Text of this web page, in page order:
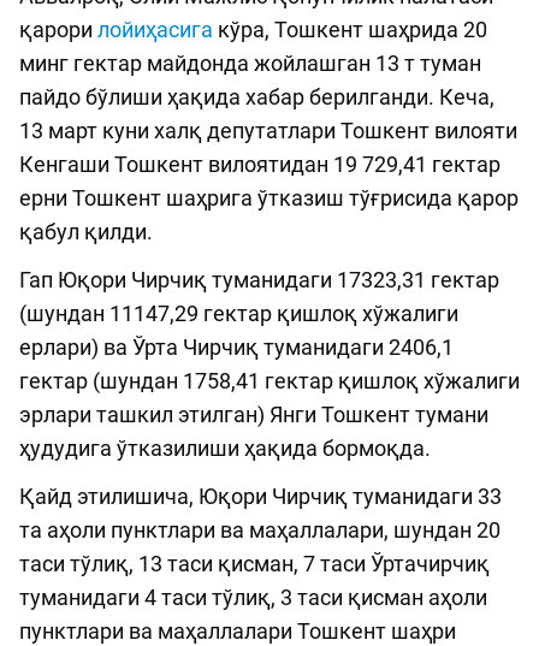
қарори лойиҳасига кўра, Тошкент шаҳрида 20
минг гектар майдонда жойлашган 13 т туман
пайдо бўлиши ҳақида хабар берилганди. Кеча,
13 март куни халқ депутатлари Тошкент вилояти
Кенгаши Тошкент вилоятидан 19 729,41 гектар
ерни Тошкент шаҳрига ўтказиш тўғрисида қарор
қабул қилди.
Гап Юқори Чирчиқ туманидаги 17323,31 гектар
(шундан 11147,29 гектар қишлоқ хўжалиги
ерлари) ва Ўрта Чирчиқ туманидаги 2406,1
гектар (шундан 1758,41 гектар қишлоқ хўжалиги
эрлари ташкил этилган) Янги Тошкент тумани
ҳудудига ўтказилиши ҳақида бормоқда.
Қайд этилишича, Юқори Чирчиқ туманидаги 33
та аҳоли пунктлари ва маҳаллалари, шундан 20
таси тўлиқ, 13 таси қисман, 7 таси Ўртачирчиқ
туманидаги 4 таси тўлиқ, 3 таси қисман аҳоли
пунктлари ва маҳаллалари Тошкент шаҳри